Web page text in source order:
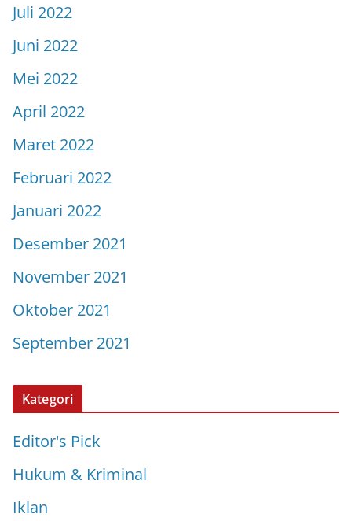
Juli 2022
Juni 2022
Mei 2022
April 2022
Maret 2022
Februari 2022
Januari 2022
Desember 2021
November 2021
Oktober 2021
September 2021
Kategori
Editor's Pick
Hukum & Kriminal
Iklan